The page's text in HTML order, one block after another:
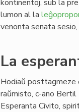
kontinentoj, sub la
lumon al la
venonta senata
La
Hodiaŭ posttagmeze
raŭmisto, c-ano
Esperanta Civito,